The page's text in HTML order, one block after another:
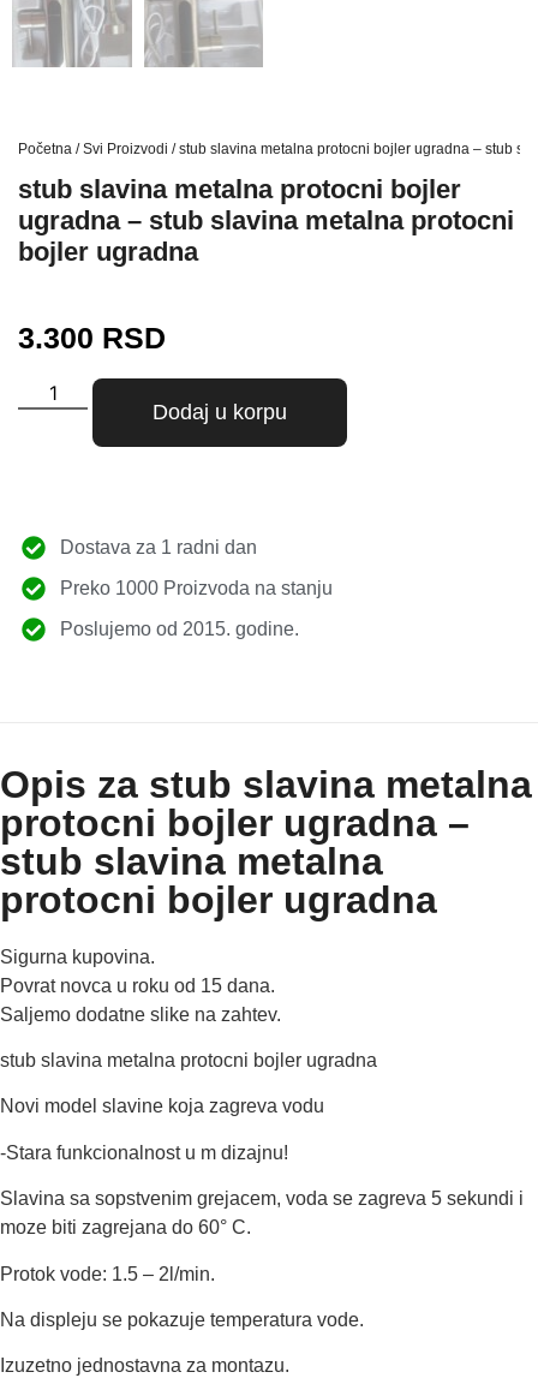
Početna /Svi Proizvodi / stub slavina metalna protocni bojler ugradna – stub
stub slavina metalna protocni bojler
ugradna – stub slavina metalna protocni
bojler ugradna
3.300 RSD
Dodaj u korpu
Dostava za 1 radni dan
Preko 1000 Proizvoda na stanju
Poslujemo od 2015. godine.
Opis za stub slavina metalna
protocni bojler ugradna –
stub slavina metalna
protocni bojler ugradna
Sigurna kupovina.
Povrat novca u roku od 15 dana.
Saljemo dodatne slike na zahtev.
stub slavina metalna protocni bojler ugradna
Novi model slavine koja zagreva vodu
-Stara funkcionalnost u m dizajnu!
Slavina sa sopstvenim grejacem, voda se zagreva 5 sekundi i
moze biti zagrejana do 60° C.
Protok vode: 1.5 – 2l/min.
Na displeju se pokazuje temperatura vode.
Izuzetno jednostavna za montazu.